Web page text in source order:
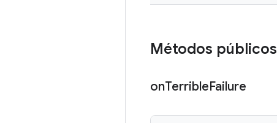
Métodos públicos
onTerribleFailure